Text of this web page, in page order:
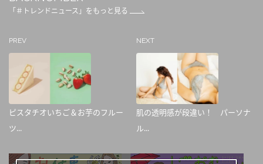
「＃トレンドニュース」をもっと見る
PREV
ピスタチオいちご＆お芋のフルー
ツ...
NEXT
肌の透明感が段違い！ パーソナ
ル...